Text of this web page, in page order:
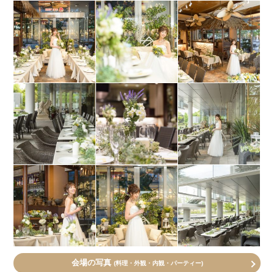
会場の写真 (料理・外観・内観・パーティー)